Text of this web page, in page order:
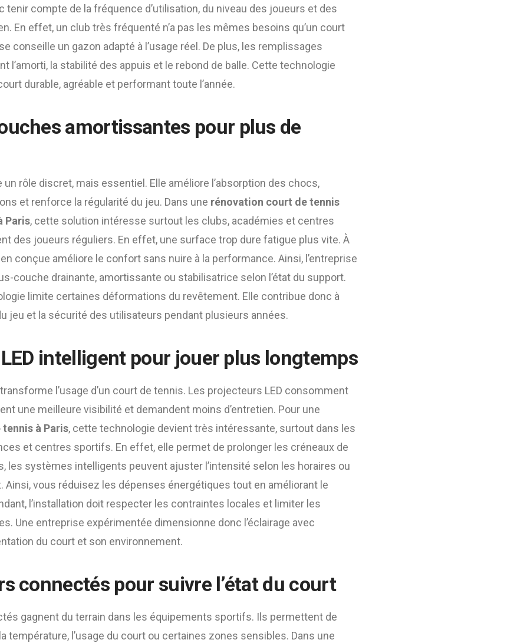
tenir compte de la fréquence d’utilisation, du niveau des joueurs et des
En effet, un club très fréquenté n’a pas les mêmes besoins qu’un court
conseille un gazon adapté à l’usage réel. De plus, les remplissages
l’amorti, la stabilité des appuis et le rebond de balle. Cette technologie
durable, agréable et performant toute l’année.
amortissantes pour plus de
rôle discret, mais essentiel. Elle améliore l’absorption des chocs,
et renforce la régularité du jeu. Dans une rénovation court de tennis
Paris, cette solution intéresse surtout les clubs, académies et centres
des joueurs réguliers. En effet, une surface trop dure fatigue plus vite. À
conçue améliore le confort sans nuire à la performance. Ainsi, l’entreprise
couche drainante, amortissante ou stabilisatrice selon l’état du support.
limite certaines déformations du revêtement. Elle contribue donc à
jeu et la sécurité des utilisateurs pendant plusieurs années.
LED intelligent pour jouer plus longtemps
l’usage d’un court de tennis. Les projecteurs LED consomment
une meilleure visibilité et demandent moins d’entretien. Pour une
à Paris, cette technologie devient très intéressante, surtout dans les
et centres sportifs. En effet, elle permet de prolonger les créneaux de
les systèmes intelligents peuvent ajuster l’intensité selon les horaires ou
Ainsi, vous réduisez les dépenses énergétiques tout en améliorant le
l’installation doit respecter les contraintes locales et limiter les
Une entreprise expérimentée dimensionne donc l’éclairage avec
du court et son environnement.
connectés pour suivre l’état du court
gagnent du terrain dans les équipements sportifs. Ils permettent de
température, l’usage du court ou certaines zones sensibles. Dans une